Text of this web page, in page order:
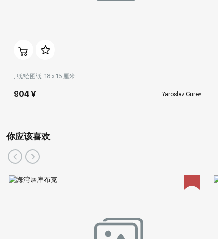
, 纸/绘图纸, 18 x 15 厘米
904 ¥ Yaroslav Gurev
你应该喜欢